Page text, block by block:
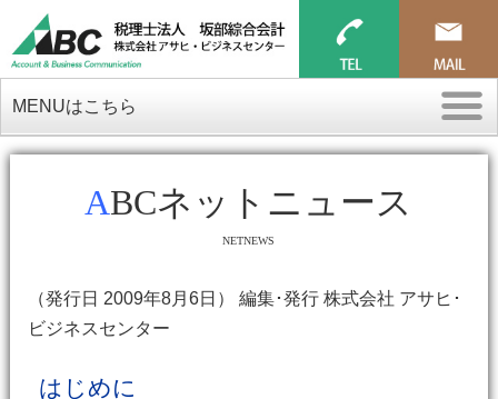
MENUはこちら
ABCネットニュース
NETNEWS
（発行日 2009年8月6日） 編集･発行 株式会社 アサヒ･
ビジネスセンター
はじめに